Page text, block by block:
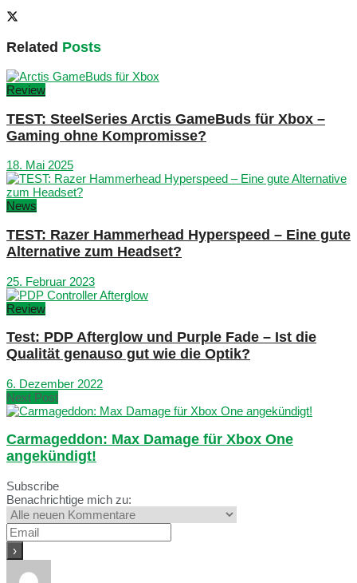
Related Posts
Review
TEST: SteelSeries Arctis GameBuds für Xbox –
Gaming ohne Kompromisse?
18. Mai 2025
News
TEST: Razer Hammerhead Hyperspeed – Eine gute
Alternative zum Headset?
25. Februar 2023
Review
Test: PDP Afterglow und Purple Fade – Ist die
Qualität genauso gut wie die Optik?
6. Dezember 2022
Next Post
Carmageddon: Max Damage für Xbox One
angekündigt!
Subscribe
Benachrichtige mich zu: